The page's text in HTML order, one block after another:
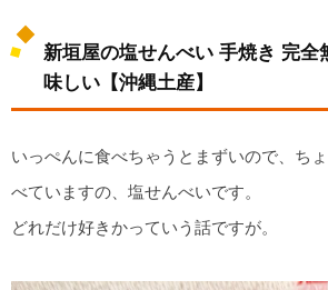
新垣屋の塩せんべい 手焼き 完全
味しい【沖縄土産】
いっぺんに食べちゃうとまずいので、ち
べていますの、塩せんべいです。
どれだけ好きかっていう話ですが。